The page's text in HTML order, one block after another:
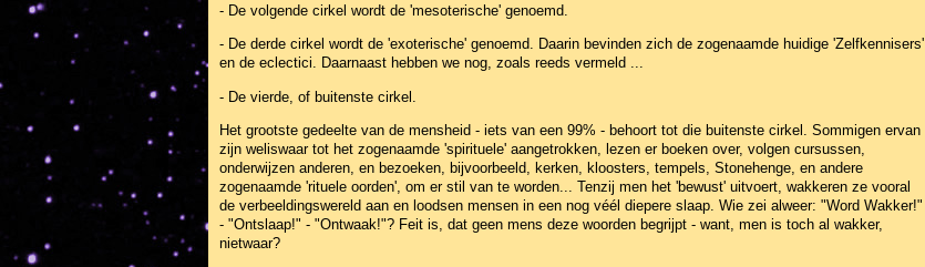
- De volgende cirkel wordt de 'mesoterische' genoemd.
- De derde cirkel wordt de 'exoterische' genoemd. Daarin bevinden zich de zogenaamde huidige 'Zelfkennisers'
en de eclectici. Daarnaast hebben we nog, zoals reeds vermeld ...
- De vierde, of buitenste cirkel.
Het grootste gedeelte van de mensheid - iets van een 99% - behoort tot die buitenste cirkel. Sommigen ervan
zijn weliswaar tot het zogenaamde 'spirituele' aangetrokken, lezen er boeken over, volgen cursussen,
onderwijzen anderen, en bezoeken, bijvoorbeeld, kerken, kloosters, tempels, Stonehenge, en andere
zogenaamde 'rituele oorden', om er stil van te worden... Tenzij men het 'bewust' uitvoert, wakkeren ze vooral
de verbeeldingswereld aan en loodsen mensen in een nog véél diepere slaap. Wie zei alweer: "Word Wakker!"
- "Ontslaap!" - "Ontwaak!"? Feit is, dat geen mens deze woorden begrijpt - want, men is toch al wakker,
nietwaar?